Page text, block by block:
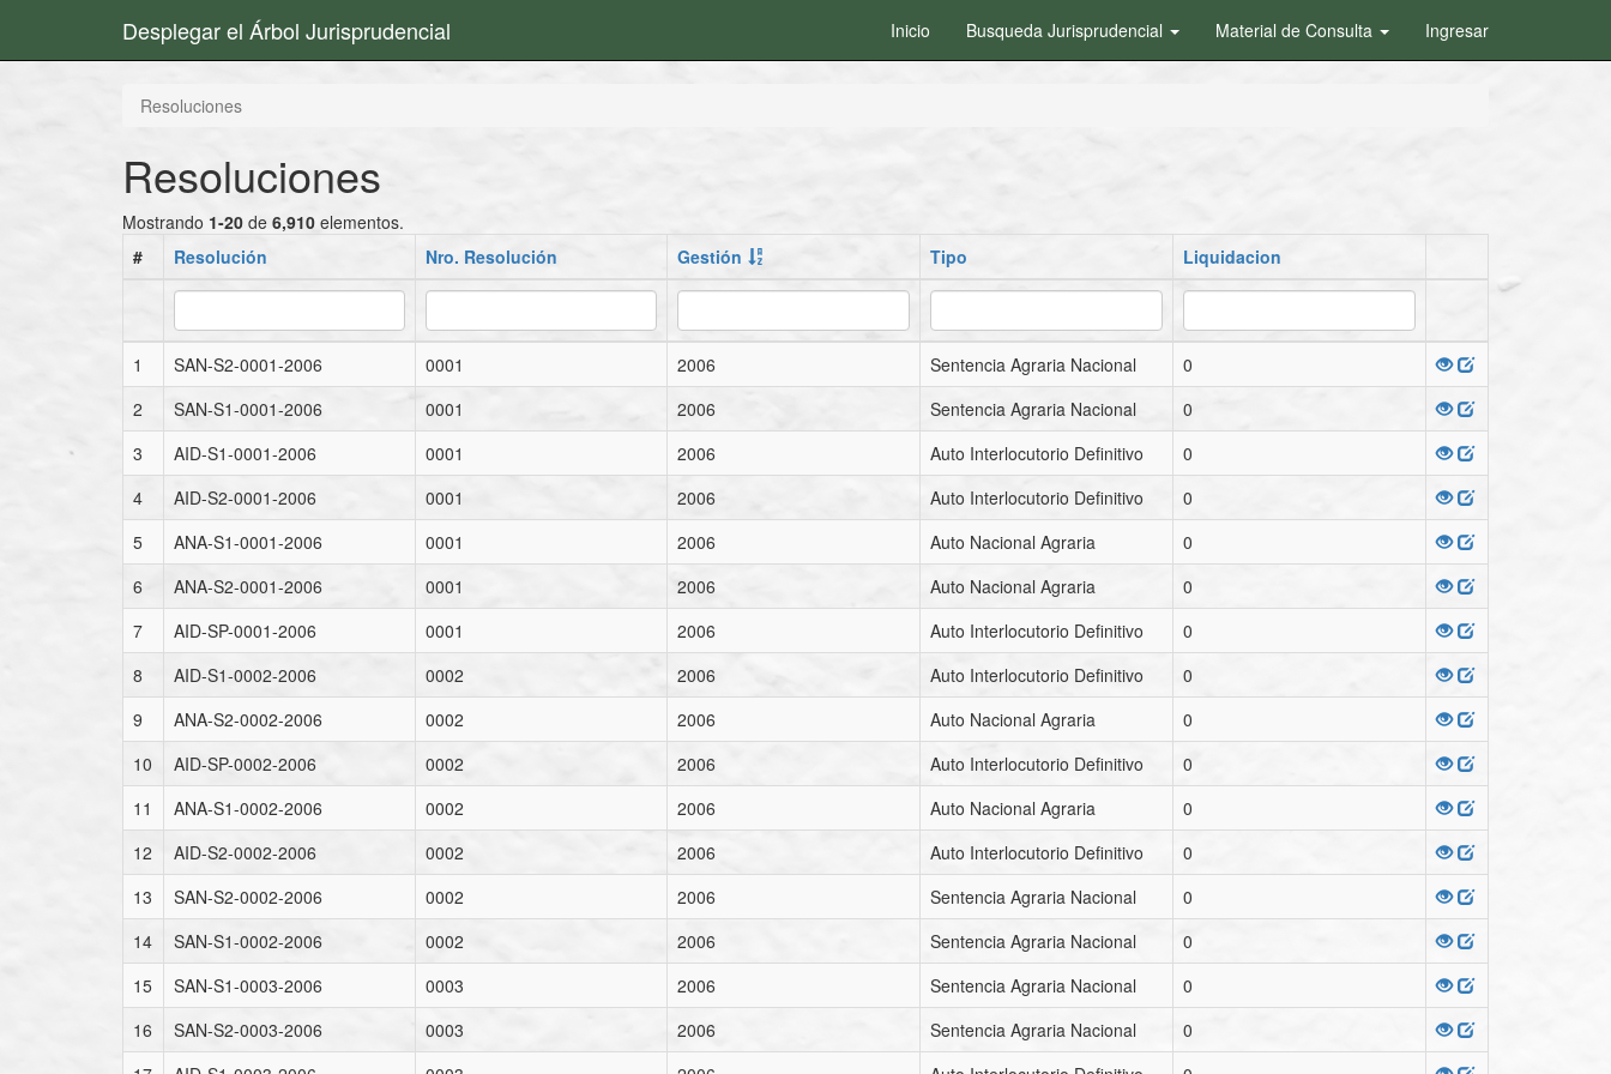
Desplegar el Árbol Jurisprudencial Inicio Busqueda Jurisprudencial Material de Consulta Ingresar
Resoluciones
Resoluciones
Mostrando 1-20 de 6,910 elementos.
#
Resolución Nro. Resolución Gestión Tipo Liquidacion
1 SAN-S2-0001-2006 0001 2006 Sentencia Agraria Nacional
0
2
SAN-S1-0001-2006 0001 2006 Sentencia Agraria Nacional
0
3
AID-S1-0001-2006 0001 2006 Auto Interlocutorio Definitivo
0
4
AID-S2-0001-2006 0001 2006 Auto Interlocutorio Definitivo
0
5
ANA-S1-0001-2006 0001 2006 Auto Nacional Agraria
0
6
ANA-S2-0001-2006 0001 2006 Auto Nacional Agraria
0
7
AID-SP-0001-2006 0001 2006 Auto Interlocutorio Definitivo
0
8
AID-S1-0002-2006 0002 2006 Auto Interlocutorio Definitivo
0
9
ANA-S2-0002-2006 0002 2006 Auto Nacional Agraria
0
10
AID-SP-0002-2006 0002 2006 Auto Interlocutorio Definitivo
0
11
ANA-S1-0002-2006 0002 2006 Auto Nacional Agraria
0
12
AID-S2-0002-2006 0002 2006 Auto Interlocutorio Definitivo
0
13
SAN-S2-0002-2006 0002 2006 Sentencia Agraria Nacional
0
14
SAN-S1-0002-2006 0002 2006 Sentencia Agraria Nacional
0
15
SAN-S1-0003-2006 0003 2006 Sentencia Agraria Nacional
0
16
SAN-S2-0003-2006 0003 2006 Sentencia Agraria Nacional
0